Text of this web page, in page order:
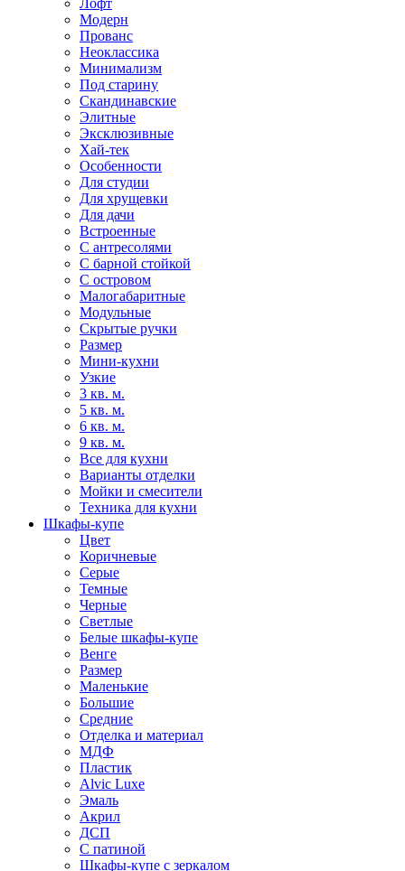
Лофт
Модерн
Прованс
Неоклассика
Минимализм
Под старину
Скандинавские
Элитные
Эксклюзивные
Хай-тек
Особенности
Для студии
Для хрущевки
Для дачи
Встроенные
С антресолями
С барной стойкой
С островом
Малогабаритные
Модульные
Скрытые ручки
Размер
Мини-кухни
Узкие
3 кв. м.
5 кв. м.
6 кв. м.
9 кв. м.
Все для кухни
Варианты отделки
Мойки и смесители
Техника для кухни
Шкафы-купе
Цвет
Коричневые
Серые
Темные
Черные
Светлые
Белые шкафы-купе
Венге
Размер
Маленькие
Большие
Средние
Отделка и материал
МДФ
Пластик
Alvic Luxe
Эмаль
Акрил
ДСП
С патиной
Шкафы-купе с зеркалом